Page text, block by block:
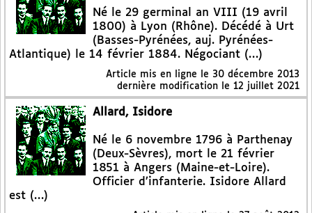
Né le 29 germinal an VIII (19 avril
1800) à Lyon (Rhône). Décédé à Urt
(Basses-Pyrénées, auj. Pyrénées-
Atlantique) le 14 février 1884. Négociant (…)
Article mis en ligne le 30 décembre 2013
dernière modification le 12 juillet 2021
Allard, Isidore
Né le 6 novembre 1796 à Parthenay
(Deux-Sèvres), mort le 21 février
1851 à Angers (Maine-et-Loire).
Officier d’infanterie. Isidore Allard
est (…)